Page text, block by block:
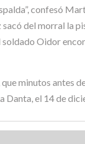
confesó
del morral la
Oidor
minutos antes
Danta, el 14 de